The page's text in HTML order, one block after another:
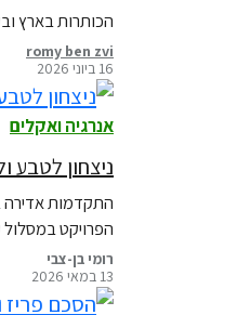
הכותרות בארץ
romy ben zvi
16 ביוני 2026
אנרגיה ואקלים
ניצחון לטבע
התקדמות אדירה
הפרויקט
רומי בן-צבי
13 במאי 2026